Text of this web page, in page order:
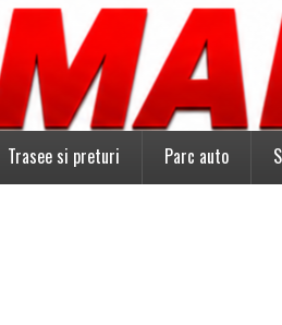
Trasee si preturi Parc auto